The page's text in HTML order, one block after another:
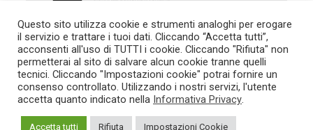
Autorizzazione del Tribunale di Roma 286 del 31
dicembre 2014. Direttore Responsabile: Sergio
Cararo. Indirizzo: V.Casalbruciato 27- sc. B - 00159
Tel. 06.640.122.19 -redazione@contropiano.org
TG CONTROPIANO
LINK CONSIGLIATI
Questo sito utilizza cookie e strumenti analoghi per erogare
il servizio e trattare i tuoi dati. Cliccando “Accetta tutti”,
acconsenti all'uso di TUTTI i cookie. Cliccando "Rifiuta" non
permetterai al sito di salvare alcun cookie tranne quelli
tecnici. Cliccando "Impostazioni cookie" potrai fornire un
consenso controllato. Utilizzando i nostri servizi, l'utente
accetta quanto indicato nella Informativa Privacy.
Accetta tutti Rifiuta Impostazioni Cookie